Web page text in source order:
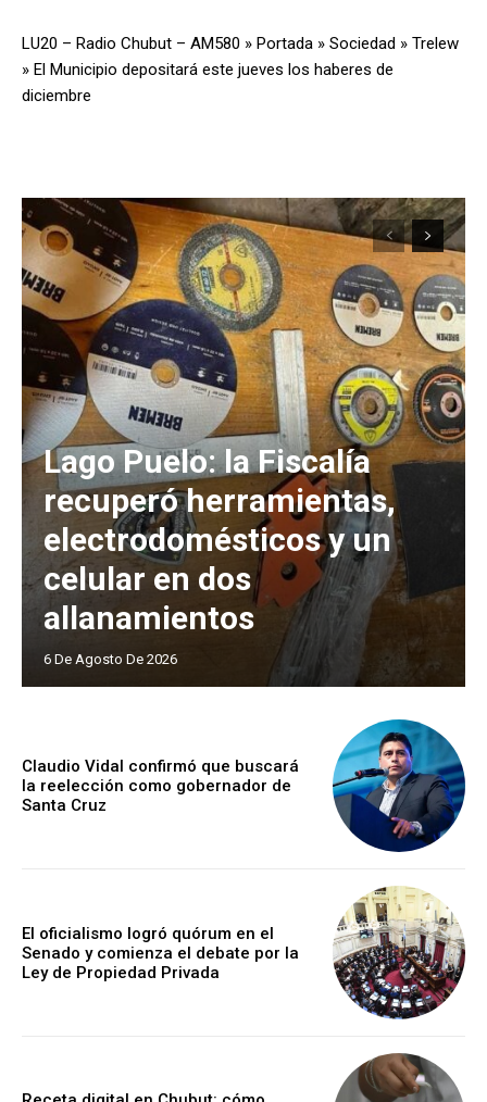
LU20 – Radio Chubut – AM580 » Portada » Sociedad » Trelew
» El Municipio depositará este jueves los haberes de
diciembre
Lago Puelo: la Fiscalía
recuperó herramientas,
electrodomésticos y un
celular en dos
allanamientos
6 De Agosto De 2026
Claudio Vidal confirmó que buscará
la reelección como gobernador de
Santa Cruz
El oficialismo logró quórum en el
Senado y comienza el debate por la
Ley de Propiedad Privada